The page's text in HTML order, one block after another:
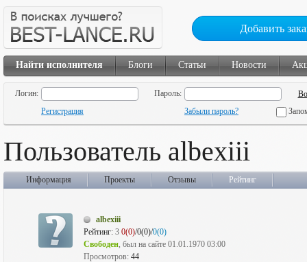
Добавить
Найти исполнителя Блоги Статьи Новости
Логин:
Пароль:
Регистрация
Забыли пароль?
Пользователь albexiii
Информация Проекты Отзывы Рейтинг
albexiii
Рейтинг: 3 0(0)/0(0)/0(0)
Свободен, был на сайте 01.01.1970 03:00
Просмотров: 44